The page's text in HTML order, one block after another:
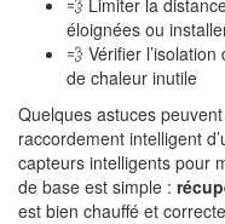
💨 Limiter la
éloignées ou
💨 Vérifier
de chaleur inutile
Quelques astuces
raccordement intelligent
capteurs intelligents pour
de base est simple :
est bien chauffé et